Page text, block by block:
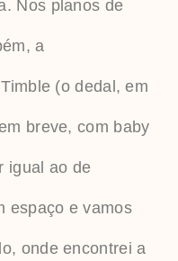
Nos planos de
a
(o dedal, em
breve, com baby
igual ao de
espaço e vamos
onde encontrei a